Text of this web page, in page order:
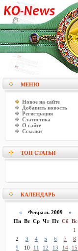
МЕНЮ
Новое на сайте
Добавить новость
Регистрация
Статистика
О сайте
Ссылки
ТОП СТАТЬИ
КАЛЕНДАРЬ
« Февраль 2009»
Пн Вт Ср Чт Пт Сб Вс
1
2
3 4 5 6 7
8
9
10 11 12 13 14
15